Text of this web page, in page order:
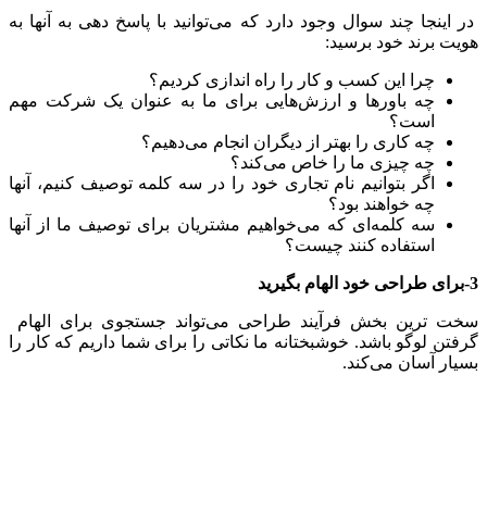
در اینجا چند سوال وجود دارد که می‌توانید با پاسخ دهی به آنها به
هویت برند خود برسید:
چرا این کسب و کار را راه اندازی کردیم؟
چه باورها و ارزش‌هایی برای ما به عنوان یک شرکت مهم
است؟
چه کاری را بهتر از دیگران انجام می‌دهیم؟
چه چیزی ما را خاص می‌کند؟
اگر بتوانیم نام تجاری خود را در سه کلمه توصیف کنیم، آنها
چه خواهند بود؟
سه کلمه‌ای که می‌خواهیم مشتریان برای توصیف ما از آنها
استفاده کنند چیست؟
3-برای طراحی خود الهام بگیرید
سخت ترین بخش فرآیند طراحی می‌تواند جستجوی برای الهام
گرفتن لوگو باشد. خوشبختانه ما نکاتی را برای شما داریم که کار را
بسیار آسان می‌کند.